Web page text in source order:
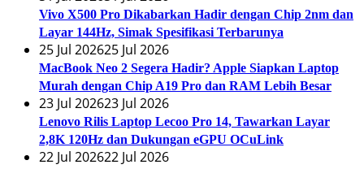
Vivo X500 Pro Dikabarkan Hadir dengan Chip 2nm dan
Layar 144Hz, Simak Spesifikasi Terbarunya
25 Jul 202625 Jul 2026
MacBook Neo 2 Segera Hadir? Apple Siapkan Laptop
Murah dengan Chip A19 Pro dan RAM Lebih Besar
23 Jul 202623 Jul 2026
Lenovo Rilis Laptop Lecoo Pro 14, Tawarkan Layar
2,8K 120Hz dan Dukungan eGPU OCuLink
22 Jul 202622 Jul 2026